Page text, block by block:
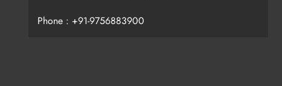
Phone : +91-9756883900